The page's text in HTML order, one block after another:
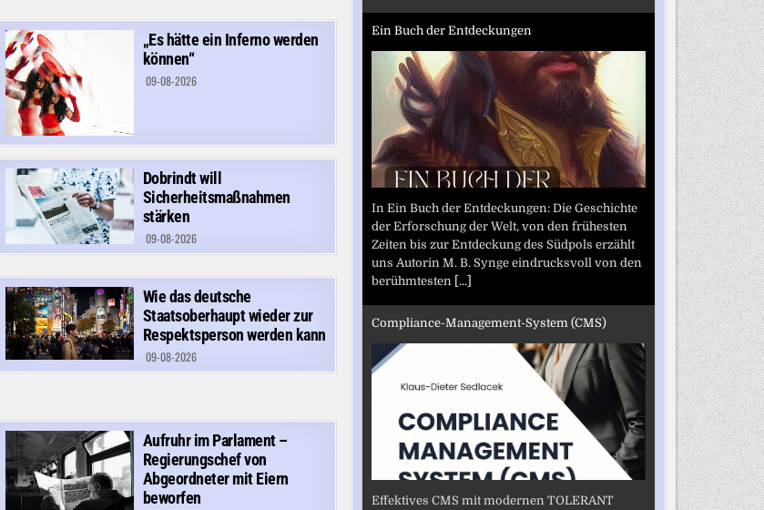
„Es hätte ein Inferno werden
können“
09-08-2026
Dobrindt will
Sicherheitsmaßnahmen
stärken
09-08-2026
Wie das deutsche
Staatsoberhaupt wieder zur
Respektsperson werden kann
09-08-2026
Aufruhr im Parlament –
Regierungschef von
Abgeordneter mit Eiern
beworfen
Ein Buch der Entdeckungen
In Ein Buch der Entdeckungen: Die Geschichte
der Erforschung der Welt, von den frühesten
Zeiten bis zur Entdeckung des Südpols erzählt
uns Autorin M. B. Synge eindrucksvoll von den
berühmtesten [...]
Compliance-Management-System (CMS)
Effektives CMS mit modernen TOLERANT